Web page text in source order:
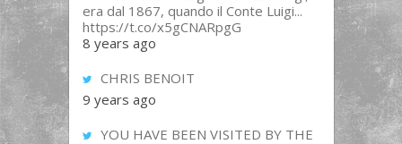
era dal 1867, quando il Conte Luigi...
https://t.co/x5gCNARpgG
8 years ago
CHRIS BENOIT
9 years ago
YOU HAVE BEEN VISITED BY THE